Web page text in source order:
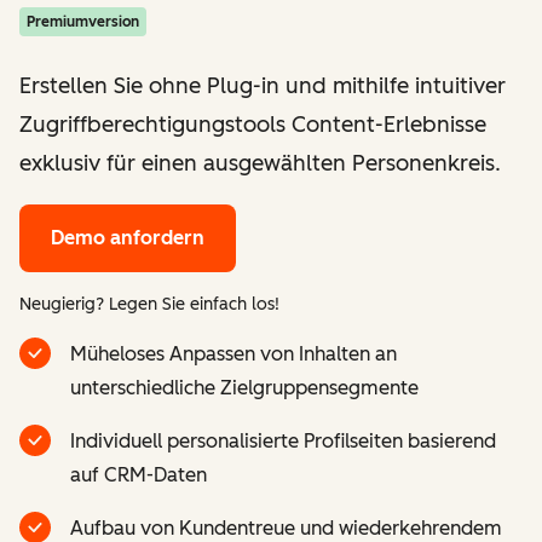
Premiumversion
Erstellen Sie ohne Plug-in und mithilfe intuitiver
Zugriffberechtigungstools Content-Erlebnisse
exklusiv für einen ausgewählten Personenkreis.
Demo anfordern
Neugierig? Legen Sie einfach los!
Müheloses Anpassen von Inhalten an
unterschiedliche Zielgruppensegmente
Individuell personalisierte Profilseiten basierend
auf CRM-Daten
Aufbau von Kundentreue und wiederkehrendem